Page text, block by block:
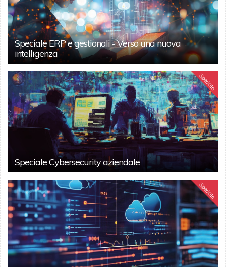
Speciale ERP e gestionali - Verso una nuova
intelligenza
Speciale
Speciale Cybersecurity aziendale
Speciale